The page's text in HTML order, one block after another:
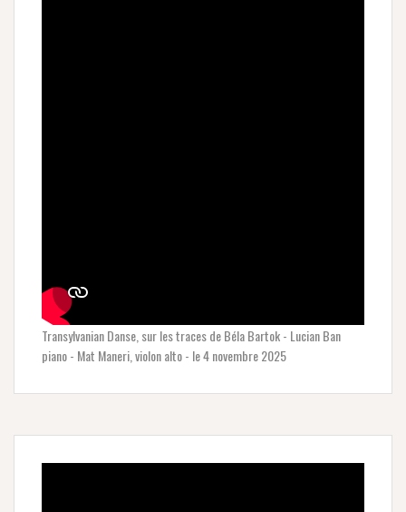
Transylvanian Danse, sur les traces de Béla Bartok - Lucian Ban
piano - Mat Maneri, violon alto - le 4 novembre 2025